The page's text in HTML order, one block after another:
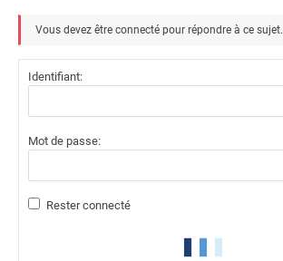
Vous devez être connecté pour répondre à ce sujet.
Identifiant:
Mot de passe:
Rester connecté